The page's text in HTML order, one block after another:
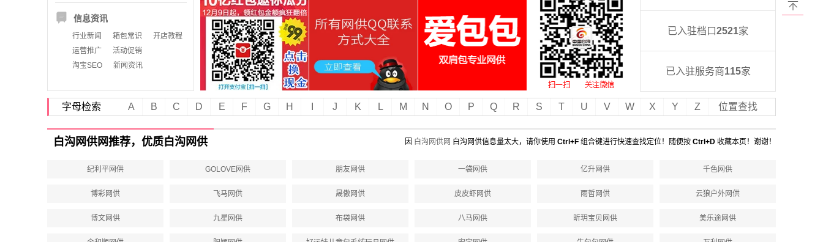
信息资讯
行业新闻 箱包常识
开店教程
运营推广
活动促销
淘宝SEO
新闻资讯
已入驻档口2521家
已入驻服务商115家
字母检索 A B C D E F G H J K L M N O P Q R S T U V W X Y Z 位置查找
白沟网供网推荐，优质白沟网供 因 白沟网供网 白沟网供信息量太大，请你使用 Ctrl+F 组合键进行快速查找定位！随便按 Ctrl+D 收藏本页！谢谢！
纪利平网供 GOLOVE网供 朋友网供 一袋网供 亿升网供 千色网供
博彩网供 飞马网供 晟傲网供 皮皮虾网供 雨哲网供 云狼户外网供
博文网供 九星网供 布袋网供 八马网供 昕玥宝贝网供 美乐途网供